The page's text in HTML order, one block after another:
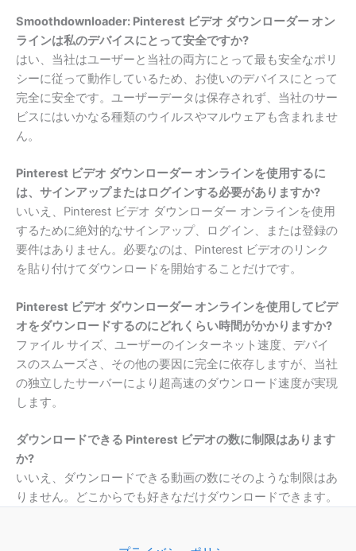
Smoothdownloader: Pinterest ビデオ ダウンローダー オン
ラインは私のデバイスにとって安全ですか?
はい、当社はユーザーと当社の両方にとって最も安全なポリ
シーに従って動作しているため、お使いのデバイスにとって
完全に安全です。ユーザーデータは保存されず、当社のサー
ビスにはいかなる種類のウイルスやマルウェアも含まれませ
ん。
Pinterest ビデオ ダウンローダー オンラインを使用するに
は、サインアップまたはログインする必要がありますか?
いいえ、Pinterest ビデオ ダウンローダー オンラインを使用
するために絶対的なサインアップ、ログイン、または登録の
要件はありません。必要なのは、Pinterest ビデオのリンク
を貼り付けてダウンロードを開始することだけです。
Pinterest ビデオ ダウンローダー オンラインを使用してビデ
オをダウンロードするのにどれくらい時間がかかりますか?
ファイル サイズ、ユーザーのインターネット速度、デバイ
スのスムーズさ、その他の要因に完全に依存しますが、当社
の独立したサーバーにより超高速のダウンロード速度が実現
します。
ダウンロードできる Pinterest ビデオの数に制限はあります
か?
いいえ、ダウンロードできる動画の数にそのような制限はあ
りません。どこからでも好きなだけダウンロードできます。